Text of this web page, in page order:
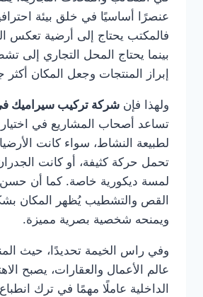
عنصرًا أساسيًا في خلق بيئة
فالمكتب يحتاج إلى أرضية تعكس
بينما يحتاج المحل التجاري إلى
إبراز المنتجات وجعل المكان أكثر
ولهذا فإن شركة تركيب سيراميك
تساعد أصحاب المشاريع في اختيار
لطبيعة النشاط، سواء كانت
تحمل حركة كثيفة، أو كانت
لمسة ديكورية خاصة. كما أن حسن
القص والتشطيب يُظهر المكان
ويمنحه شخصية بصرية مميزة.
وفي راس الخيمة تحديدًا، حيث
عالم الأعمال والعقارات، يصبح
الداخلية عاملًا مهمًا في ترك